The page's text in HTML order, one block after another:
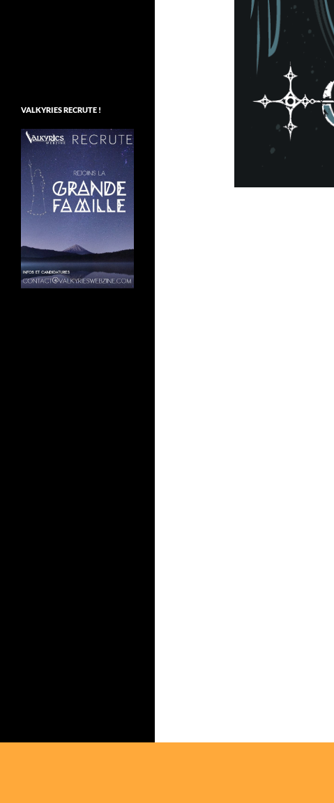
VALKYRIES RECRUTE !